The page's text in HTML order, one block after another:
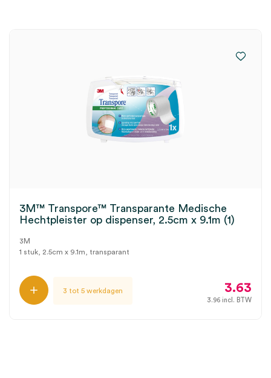
3M™ Transpore™ Transparante Medische
Hechtpleister op dispenser, 2.5cm x 9.1m (1)
3M
1 stuk, 2.5cm x 9.1m, transparant
3 tot 5 werkdagen 3.63
3.96 incl. BTW